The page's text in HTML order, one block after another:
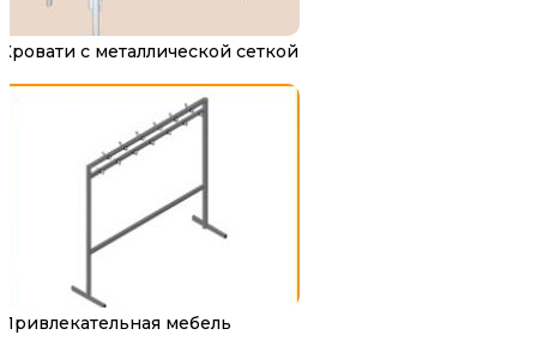
Кровати с металлической сеткой
Привлекательная мебель